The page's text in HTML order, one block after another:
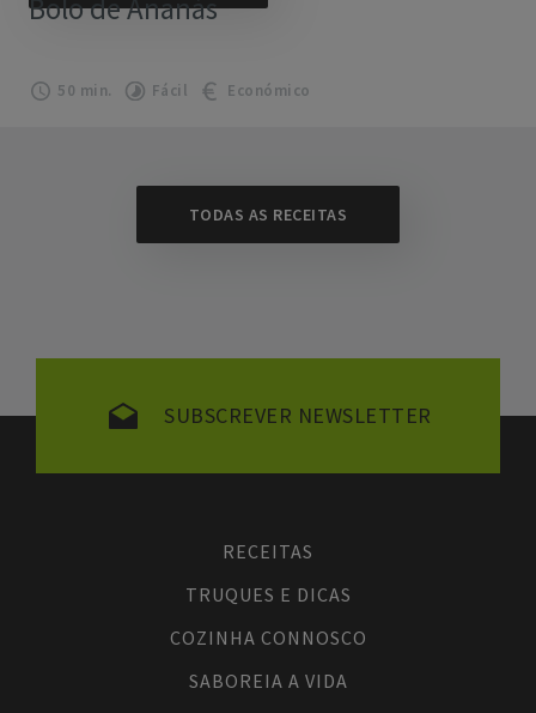
Bolo de Ananás
50 min. Fácil Económico
TODAS AS RECEITAS
SUBSCREVER NEWSLETTER
RECEITAS
TRUQUES E DICAS
COZINHA CONNOSCO
SABOREIA A VIDA